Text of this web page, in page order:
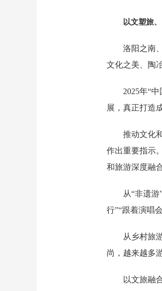
以文塑旅
洛阳之南
文化之美、陶
2025年“
展，真正打造
推动文化
作出重要指示
和旅游深度融
从“非遗
行”“跟着演唱
从乡村旅
尚，越来越多
以文旅融